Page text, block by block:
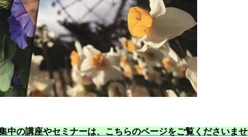
中の講座やセミナーは、こちらのページをご覧くださいませ